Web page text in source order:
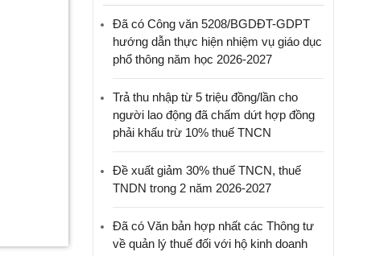
Đã có Công văn 5208/BGDĐT-GDPT
hướng dẫn thực hiện nhiệm vụ giáo dục
phổ thông năm học 2026-2027
Trả thu nhập từ 5 triệu đồng/lần cho
người lao động đã chấm dứt hợp đồng
phải khấu trừ 10% thuế TNCN
Đề xuất giảm 30% thuế TNCN, thuế
TNDN trong 2 năm 2026-2027
Đã có Văn bản hợp nhất các Thông tư
về quản lý thuế đối với hộ kinh doanh